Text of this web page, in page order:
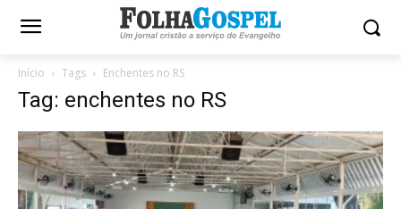
Início Tags Enchentes no RS
Tag: enchentes no RS